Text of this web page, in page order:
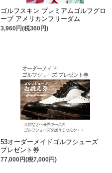
ゴルフスキン プレミアムゴルフグロ
ーブ アメリカンフリーダム
3,960円(税360円)
53オーダーメイドゴルフシューズ
プレゼント券
77,000円(税7,000円)